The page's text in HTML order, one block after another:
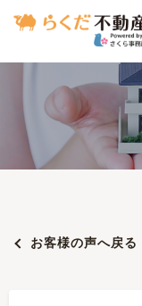
お客様の声へ戻る